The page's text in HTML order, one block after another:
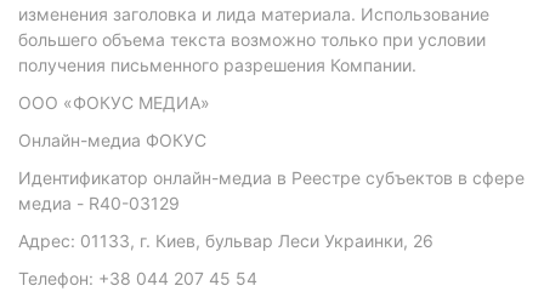
изменения заголовка и лида материала. Использование
большего объема текста возможно только при условии
получения письменного разрешения Компании.
ООО «ФОКУС МЕДИА»
Онлайн-медиа ФОКУС
Идентификатор онлайн-медиа в Реестре субъектов в сфере
медиа - R40-03129
Адрес: 01133, г. Киев, бульвар Леси Украинки, 26
Телефон: +38 044 207 45 54